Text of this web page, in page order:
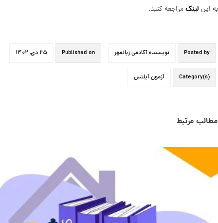
به این لینکمراجعه کنید.
Posted by نویسنده آکادمی زبانمهر Published on ۲۵ دی, ۱۴۰۲
Category(s) آزمون آیلتس
مطالب مرتبط